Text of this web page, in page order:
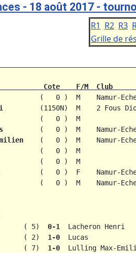
- 18 août 2017 -
R1 R2 R3
Grille de
Cote    F/M  Club
(   0 )  M    Namur-
(1150N)  M    2 Fous
(   0 )  M
(   0 )  M    Namur-
(   0 )  M    Namur-
(   0 )  M
(   0 )  M
(   0 )  F    Namur-
(   0 )  M    Namur-
( 5)
0-1 Lacheron
( 2)
1-0 Lucas
( 7)
1-0 Lulling Max-